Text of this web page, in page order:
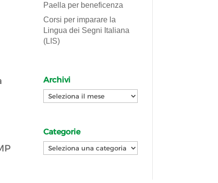
Paella per beneficenza
Corsi per imparare la
Lingua dei Segni Italiana
(LIS)
Archivi
Archivi
Categorie
Categorie